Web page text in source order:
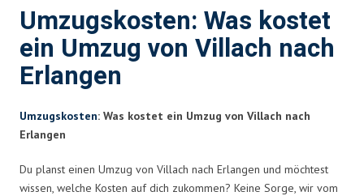
Umzugskosten: Was kostet
ein Umzug von Villach nach
Erlangen
Umzugskosten: Was kostet ein Umzug von Villach nach
Erlangen
Du planst einen Umzug von Villach nach Erlangen und möchtest
wissen, welche Kosten auf dich zukommen? Keine Sorge, wir vom